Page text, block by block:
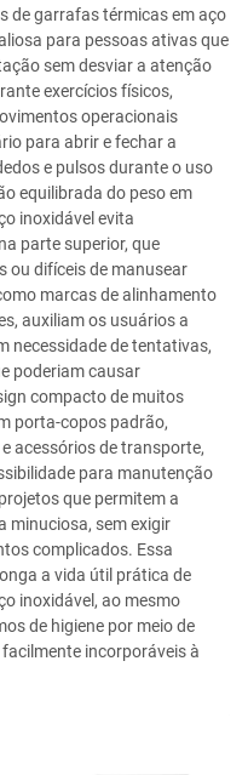
de garrafas térmicas em aço
para pessoas ativas que
sem desviar a atenção
exercícios físicos,
operacionais
para abrir e fechar a
e pulsos durante o uso
equilibrada do peso em
inoxidável evita
parte superior, que
ou difíceis de manusear
marcas de alinhamento
auxiliam os usuários a
necessidade de tentativas,
poderiam causar
compacto de muitos
porta-copos padrão,
acessórios de transporte,
para manutenção
que permitem a
minuciosa, sem exigir
complicados. Essa
a vida útil prática de
inoxidável, ao mesmo
de higiene por meio de
incorporáveis à